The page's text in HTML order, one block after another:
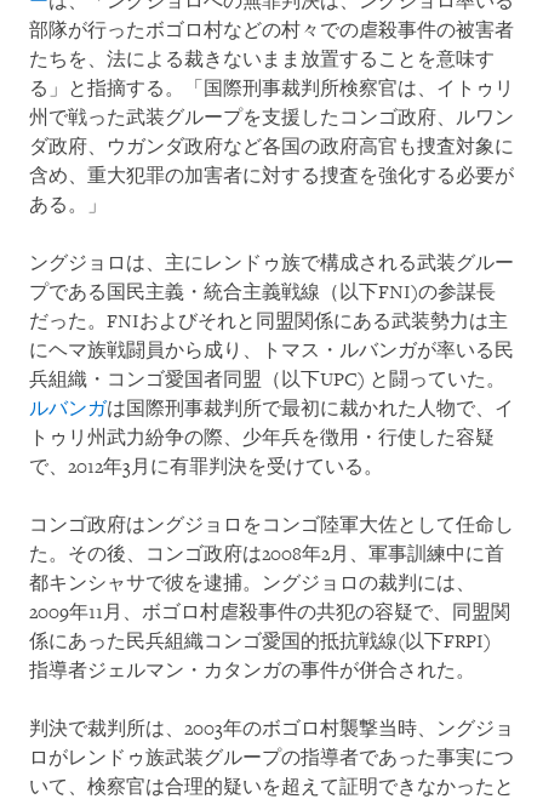
部隊が行ったボゴロ村などの村々での虐殺事件の被害者
たちを、法による裁きないまま放置することを意味す
る」と指摘する。「国際刑事裁判所検察官は、イトゥリ
州で戦った武装グループを支援したコンゴ政府、ルワン
ダ政府、ウガンダ政府など各国の政府高官も捜査対象に
含め、重大犯罪の加害者に対する捜査を強化する必要が
ある。」
ングジョロは、主にレンドゥ族で構成される武装グルー
プである国民主義・統合主義戦線（以下FNI)の参謀長
だった。FNIおよびそれと同盟関係にある武装勢力は主
にヘマ族戦闘員から成り、トマス・ルバンガが率いる民
兵組織・コンゴ愛国者同盟（以下UPC) と闘っていた。
ルバンガは国際刑事裁判所で最初に裁かれた人物で、イ
トゥリ州武力紛争の際、少年兵を徴用・行使した容疑
で、2012年3月に有罪判決を受けている。
コンゴ政府はングジョロをコンゴ陸軍大佐として任命し
た。その後、コンゴ政府は2008年2月、軍事訓練中に首
都キンシャサで彼を逮捕。ングジョロの裁判には、
2009年11月、ボゴロ村虐殺事件の共犯の容疑で、同盟関
係にあった民兵組織コンゴ愛国的抵抗戦線(以下FRPI)
指導者ジェルマン・カタンガの事件が併合された。
判決で裁判所は、2003年のボゴロ村襲撃当時、ングジョ
ロがレンドゥ族武装グループの指導者であった事実につ
いて、検察官は合理的疑いを超えて証明できなかったと